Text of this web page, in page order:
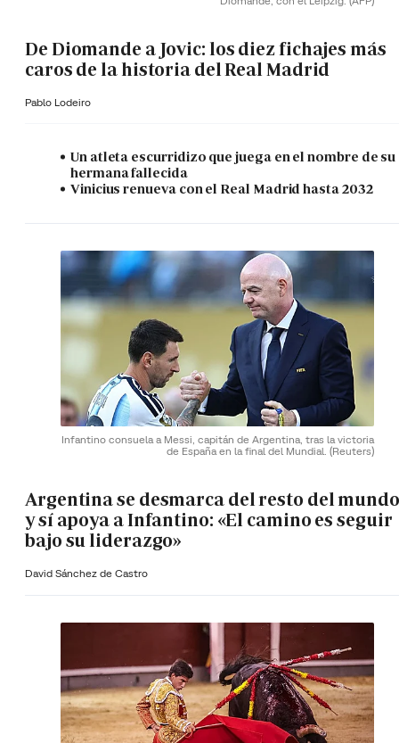
De Diomande a Jovic: los diez fichajes más
caros de la historia del Real Madrid
Pablo Lodeiro
Un atleta escurridizo que juega en el nombre de su
hermana fallecida
Vinicius renueva con el Real Madrid hasta 2032
Infantino consuela a Messi, capitán de Argentina, tras la victoria
de España en la final del Mundial. (Reuters)
Argentina se desmarca del resto del mundo
y sí apoya a Infantino: «El camino es seguir
bajo su liderazgo»
David Sánchez de Castro